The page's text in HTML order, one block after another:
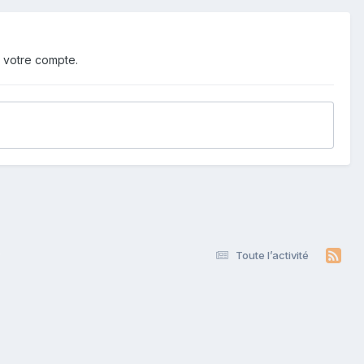
compte.
Toute l’activité